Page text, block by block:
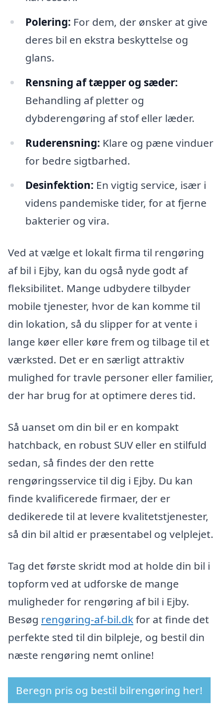
Polering: For dem, der ønsker at give
deres bil en ekstra beskyttelse og
glans.
Rensning af tæpper og sæder:
Behandling af pletter og
dybderengøring af stof eller læder.
Ruderensning: Klare og pæne vinduer
for bedre sigtbarhed.
Desinfektion: En vigtig service, især i
videns pandemiske tider, for at fjerne
bakterier og vira.
Ved at vælge et lokalt firma til rengøring
af bil i Ejby, kan du også nyde godt af
fleksibilitet. Mange udbydere tilbyder
mobile tjenester, hvor de kan komme til
din lokation, så du slipper for at vente i
lange køer eller køre frem og tilbage til et
værksted. Det er en særligt attraktiv
mulighed for travle personer eller familier,
der har brug for at optimere deres tid.
Så uanset om din bil er en kompakt
hatchback, en robust SUV eller en stilfuld
sedan, så findes der den rette
rengøringsservice til dig i Ejby. Du kan
finde kvalificerede firmaer, der er
dedikerede til at levere kvalitetstjenester,
så din bil altid er præsentabel og velplejet.
Tag det første skridt mod at holde din bil i
topform ved at udforske de mange
muligheder for rengøring af bil i Ejby.
Besøg rengøring-af-bil.dkfor at finde det
perfekte sted til din bilpleje, og bestil din
næste rengøring nemt online!
Beregn pris og bestil bilrengøring her!